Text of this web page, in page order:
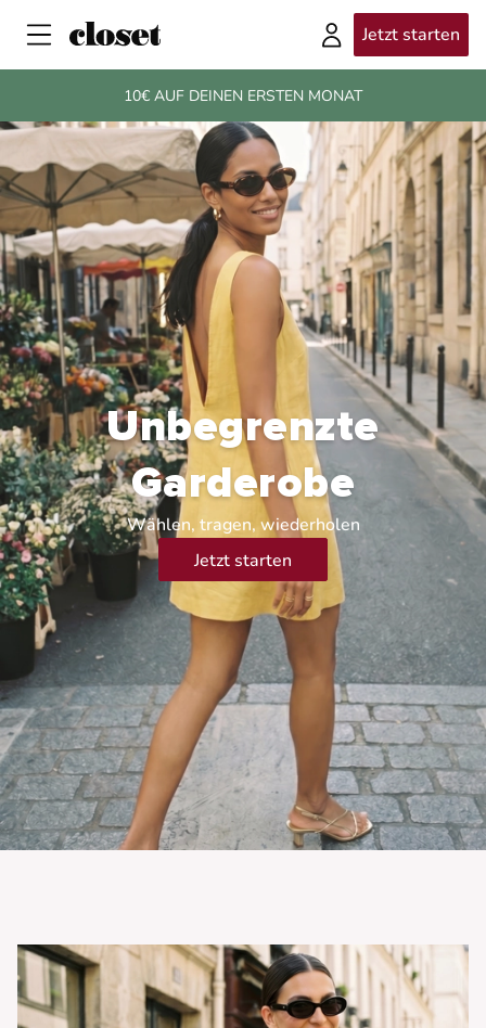
Jetzt starten
10€ AUF DEINEN ERSTEN MONAT
Unbegrenzte
Garderobe
Wählen, tragen, wiederholen
Jetzt starten